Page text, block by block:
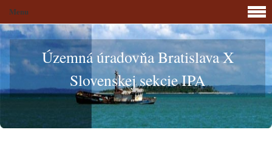
Územná úradovňa Bratislava X
Slovenskej sekcie IPA
Menu